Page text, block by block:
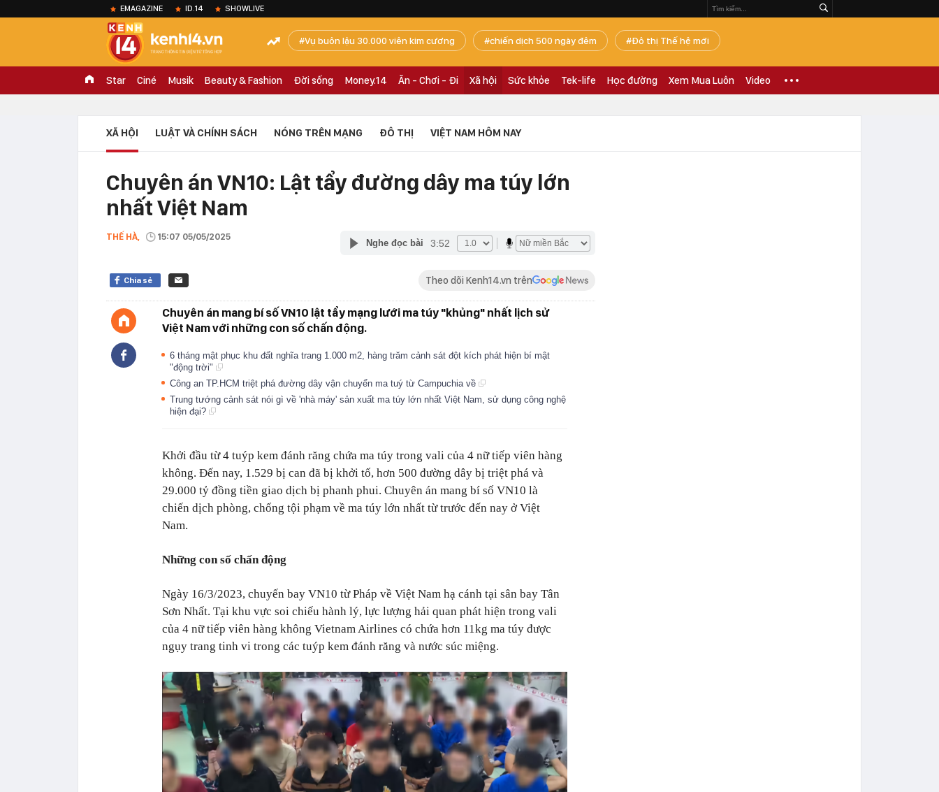
EMAGAZINE ID.14 SHOWLIVE
Vụ buôn lậu 30.000 viên kim cương chiến dịch 500 ngày đêm Đô thị Thế hệ mới
Star Ciné Musik Beauty & Fashion Đời sống Money.14 Ăn - Chơi - Đi Xã hội Sức khỏe Tek-life Học đường Xem Mua Luôn Video
XÃ HỘI LUẬT VÀ CHÍNH SÁCH NÓNG TRÊN MẠNG ĐÔ THỊ VIỆT NAM HÔM NAY
Chuyên án VN10: Lật tẩy đường dây ma túy lớn
nhất Việt Nam
THẾ HÀ, 15:07 05/05/2025
Nghe đọc bài 3:52
Chia sẻ Theo dõi Kenh14.vn trên
Chuyên án mang bí số VN10 lật tẩy mạng lưới ma túy "khủng" nhất lịch sử
Việt Nam với những con số chấn động.
6 tháng mật phục khu đất nghĩa trang 1.000 m2, hàng trăm cảnh sát đột kích phát hiện bí mật
"động trời"
Công an TP.HCM triệt phá đường dây vận chuyển ma tuý từ Campuchia về
Trung tướng cảnh sát nói gì về 'nhà máy' sản xuất ma túy lớn nhất Việt Nam, sử dụng công nghệ
hiện đại?
Khởi đầu từ 4 tuýp kem đánh răng chứa ma túy trong vali của 4 nữ tiếp viên hàng
không. Đến nay, 1.529 bị can đã bị khởi tố, hơn 500 đường dây bị triệt phá và
29.000 tỷ đồng tiền giao dịch bị phanh phui. Chuyên án mang bí số VN10 là
chiến dịch phòng, chống tội phạm về ma túy lớn nhất từ trước đến nay ở Việt
Nam.
Những con số chấn động
Ngày 16/3/2023, chuyến bay VN10 từ Pháp về Việt Nam hạ cánh tại sân bay Tân
Sơn Nhất. Tại khu vực soi chiếu hành lý, lực lượng hải quan phát hiện trong vali
của 4 nữ tiếp viên hàng không Vietnam Airlines có chứa hơn 11kg ma túy được
ngụy trang tinh vi trong các tuýp kem đánh răng và nước súc miệng.